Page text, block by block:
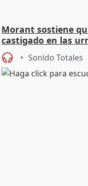
Morant sostiene
castigado en las
cambio"
Sonido Totales